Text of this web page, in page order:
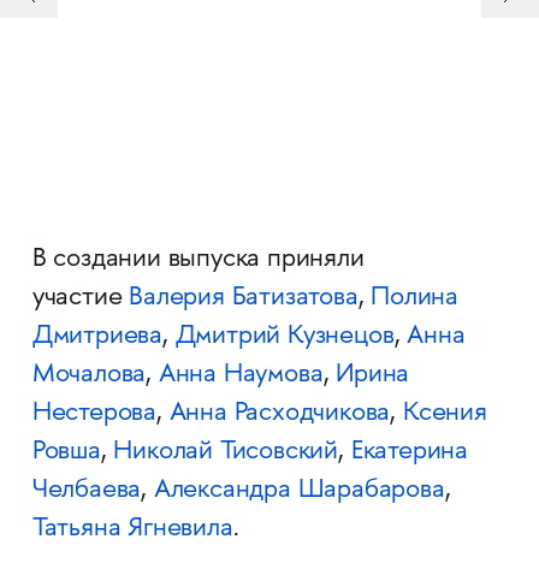
В создании выпуска приняли
участие Валерия Батизатова, Полина
Дмитриева, Дмитрий Кузнецов,Анна
Мочалова, Анна Наумова, Ирина
Нестерова, Анна Расходчикова, Ксения
Ровша, Николай Тисовский, Екатерина
Челбаева, Александра Шарабарова,
Татьяна Ягневила.